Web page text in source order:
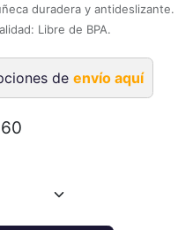
duradera y antideslizante.
Libre de BPA.
de envío aquí